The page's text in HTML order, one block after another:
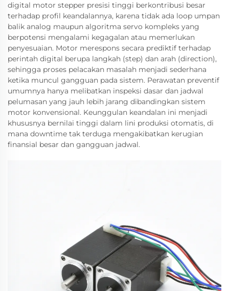
digital motor stepper presisi tinggi berkontribusi besar
terhadap profil keandalannya, karena tidak ada loop umpan
balik analog maupun algoritma servo kompleks yang
berpotensi mengalami kegagalan atau memerlukan
penyesuaian. Motor merespons secara prediktif terhadap
perintah digital berupa langkah (step) dan arah (direction),
sehingga proses pelacakan masalah menjadi sederhana
ketika muncul gangguan pada sistem. Perawatan preventif
umumnya hanya melibatkan inspeksi dasar dan jadwal
pelumasan yang jauh lebih jarang dibandingkan sistem
motor konvensional. Keunggulan keandalan ini menjadi
khususnya bernilai tinggi dalam lini produksi otomatis, di
mana downtime tak terduga mengakibatkan kerugian
finansial besar dan gangguan jadwal.